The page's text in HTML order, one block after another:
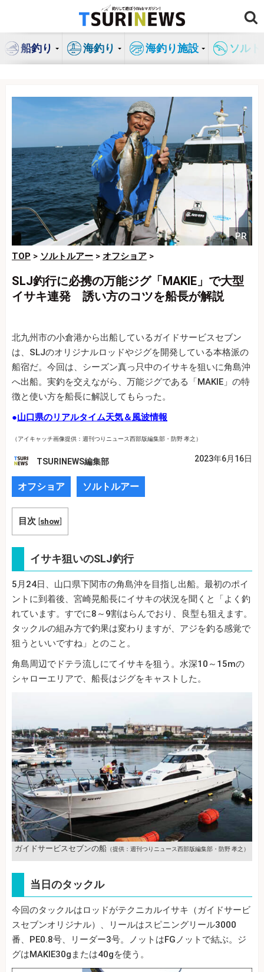
ン
船釣り 海釣り 海釣り施設 ソル
PR
TOP > ソルトルアー > オフショア >
SLJ釣行に必携の万能ジグ「MAKIE」で大型
イサキ連発 誘い方のコツを船長が解説
北九州市の小倉港から出船しているガイドサービスセブン
は、SLJのオリジナルロッドやジグを開発している本格派の
船宿だ。今回は、シーズン真っ只中のイサキを狙いに角島沖
へ出船。実釣を交えながら、万能ジグである「MAKIE」の特
徴と使い方を船長に解説してもらった。
●山口県のリアルタイム天気＆風波情報
（アイキャッチ画像提供：週刊つりニュース西部版編集部・防野 孝之）
TSURINEWS編集部 2023年6月16日
オフショア ソルトルアー
目次 [show]
イサキ狙いのSLJ釣行
5月24日、山口県下関市の角島沖を目指し出船。最初のポイ
ントに到着後、宮崎晃船長にイサキの状況を聞くと「よく釣
れています。すでに8～9割はらんでおり、良型も狙えます。
タックルの組み方で釣果は変わりますが、アジを釣る感覚で
狙うといいですね」とのこと。
角島周辺でドテラ流しにてイサキを狙う。水深10～15mの
シャローエリアで、船長はジグをキャストした。
ガイドサービスセブンの船 （提供：週刊つりニュース西部版編集部・防野 孝之）
当日のタックル
今回のタックルはロッドがテクニカルイサキ（ガイドサービ
スセブンオリジナル）、リールはスピニングリール3000
番、PE0.8号、リーダー3号。ノットはFGノットで結ぶ。ジ
グはMAKIE30gまたは40gを使う。